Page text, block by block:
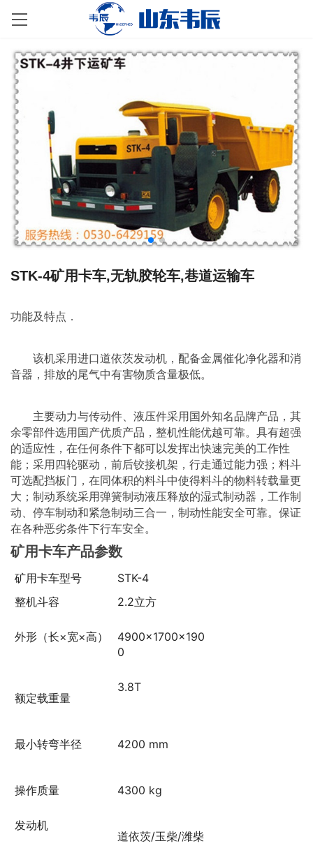
STK-4矿用卡车,无轨胶轮车,巷道运输车
功能及特点．
该机采用进口道依茨发动机，配备金属催化净化器和消
音器，排放的尾气中有害物质含量极低。
主要动力与传动件、液压件采用国外知名品牌产品，其
余零部件选用国产优质产品，整机性能优越可靠。具有超强
的适应性，在任何条件下都可以发挥出快速完美的工作性
能；采用四轮驱动，前后铰接机架，行走通过能力强；料斗
可选配挡板门，在同体积的料斗中使得料斗的物料转载量更
大；制动系统采用弹簧制动液压释放的湿式制动器，工作制
动、停车制动和紧急制动三合一，制动性能安全可靠。保证
在各种恶劣条件下行车安全。
矿用卡车产品参数
矿用卡车型号
STK-4
整机斗容
2.2立方
外形（长×宽×高）
4900×1700×190
0
额定载重量
3.8T
最小转弯半径 4200 mm
操作质量 4300 kg
发动机
道依茨/玉柴/潍柴